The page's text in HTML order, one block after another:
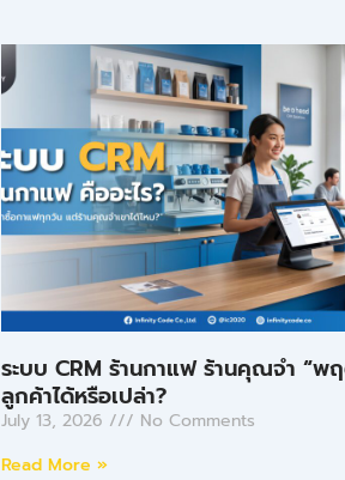
ระบบ CRM ร้านกาแฟ ร้านคุณจำ “พ
ลูกค้าได้หรือเปล่า?
July 13, 2026
No Comments
Read More »